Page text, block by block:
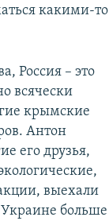
какими-то
Россия – это
всячески
крымские
Антон
его друзья,
выехали
больше